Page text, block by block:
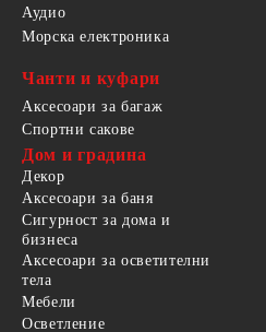
Аудио
Морска електроника
Чанти и куфари
Аксесоари за багаж
Спортни сакове
Дом и градина
Декор
Аксесоари за баня
Сигурност за дома и
бизнеса
Аксесоари за осветителни
тела
Мебели
Осветление